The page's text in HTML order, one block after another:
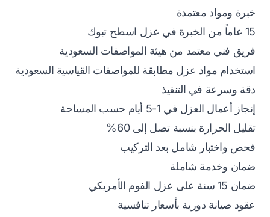
خبرة ومواد معتمدة
15 عاماً من الخبرة في عزل اسطح تبوك
فريق فني معتمد من هيئة المواصفات السعودية
استخدام مواد عزل مطابقة للمواصفات القياسية السعودية
دقة وسرعة في التنفيذ
إنجاز أعمال العزل في 1-5 أيام حسب المساحة
تقليل الحرارة بنسبة تصل إلى 60%
فحص واختبار شامل بعد التركيب
ضمان وخدمة شاملة
ضمان 15 سنة على عزل الفوم الأمريكي
عقود صيانة دورية بأسعار تنافسية